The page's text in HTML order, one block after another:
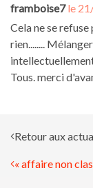
framboise7 le
Cela ne se
rien........
Tous. merci
Retour aux
« affaire non